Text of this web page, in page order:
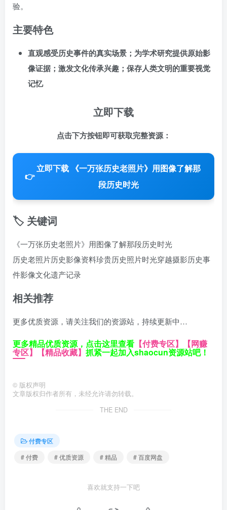
验。
主要特色
直观感受历史事件的真实场景；为学术研究提供原始影
像证据；激发文化传承兴趣；保存人类文明的重要视觉
记忆
立即下载
点击下方按钮即可获取完整资源：
👉
立即下载 《一万张历史老照片》用图像了解那
段历史时光
🏷️ 关键词
《一万张历史老照片》用图像了解那段历史时光
历史老照片历史影像资料珍贵历史照片时光穿越摄影历史事
件影像文化遗产记录
相关推荐
更多优质资源，请关注我们的资源站，持续更新中…
更多精品优质资源，点击这里查看 【付费专区】 【网赚
专区】 【精品收藏】 抓紧一起加入shaocun资源站吧！
© 版权声明
文章版权归作者所有，未经允许请勿转载。
THE END
付费专区
# 付费
# 优质资源 # 精品 # 百度网盘
喜欢就支持一下吧